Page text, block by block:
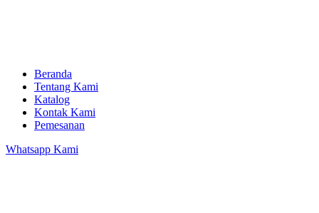
Beranda
Tentang Kami
Katalog
Kontak Kami
Pemesanan
Whatsapp Kami